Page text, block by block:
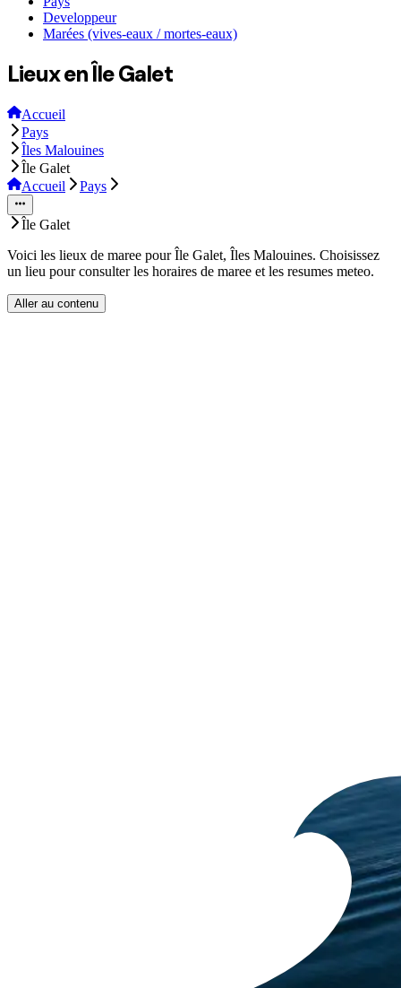
Developpeur
Marées (vives-eaux / mortes-eaux)
Lieux en Île Galet
Accueil
Pays
Îles Malouines
Île Galet
Accueil
Pays
Île Galet
Voici les lieux de maree pour Île Galet, Îles Malouines. Choisissez
un lieu pour consulter les horaires de maree et les resumes meteo.
Aller au contenu